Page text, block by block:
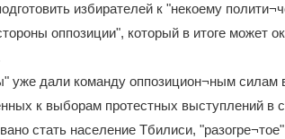
избирателей к "некоему
оппозиции", который в итоге может
уже дали команду оппозицион¬ным силам
к выборам протестных выступлений в
стать население Тбилиси,